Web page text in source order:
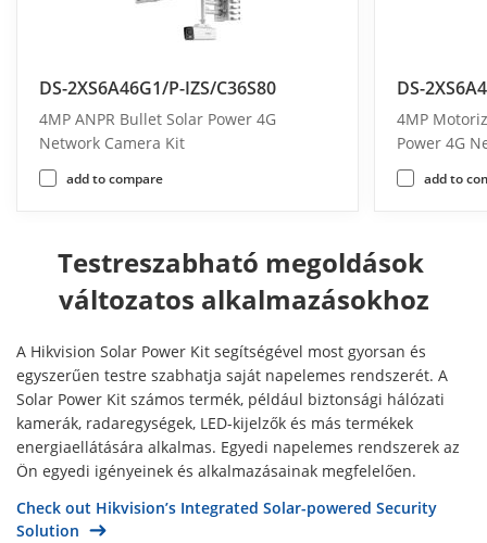
DS-2XS6A46G1/P-IZS/C36S80
4MP ANPR Bullet Solar Power 4G
Network Camera Kit
add to compare
DS-
4MP
Power 4G
add to
Testreszabható megoldások
változatos alkalmazásokhoz
A Hikvision Solar Power Kit segítségével most gyorsan és
egyszerűen testre szabhatja saját napelemes rendszerét. A
Solar Power Kit számos termék, például biztonsági hálózati
kamerák, radaregységek, LED-kijelzők és más termékek
energiaellátására alkalmas. Egyedi napelemes rendszerek az
Ön egyedi igényeinek és alkalmazásainak megfelelően.
Check out Hikvision’s Integrated Solar-powered Security
Solution